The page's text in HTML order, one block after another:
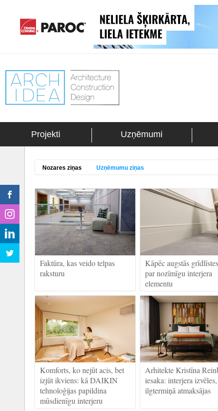
Projekti Uzņēmumi
Nozares ziņas Uzņēmumu ziņas
Faktūra, kas veido telpas
raksturu
Kāpēc augstās
par nozīmīgu interjera
elementu
Komforts, ko nejūt acis, bet
izjūt ikviens: kā DAIKIN
tehnoloģijas papildina
mūsdienīgu interjeru
Arhitekte Kristīna
iesaka: interjera
ilgtermiņā atmaksājas